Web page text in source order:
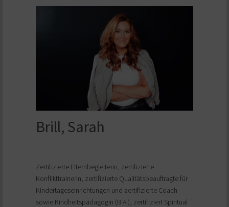
Brill, Sarah
Zertifizierte Elternbegleiterin, zertifizierte
Konflikttrainerin, zertifizierte Qualitätsbeauftragte für
Kindertageseinrichtungen und zertifizierte Coach
sowie Kindheitspädagogin (B.A.), zertifiziert Spiritual